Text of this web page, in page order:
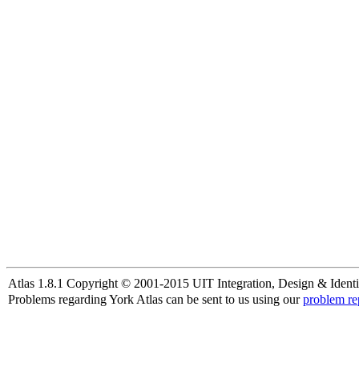
Atlas 1.8.1 Copyright © 2001-2015 UIT Integration, Design &
Problems regarding York Atlas can be sent to us using ourproblem